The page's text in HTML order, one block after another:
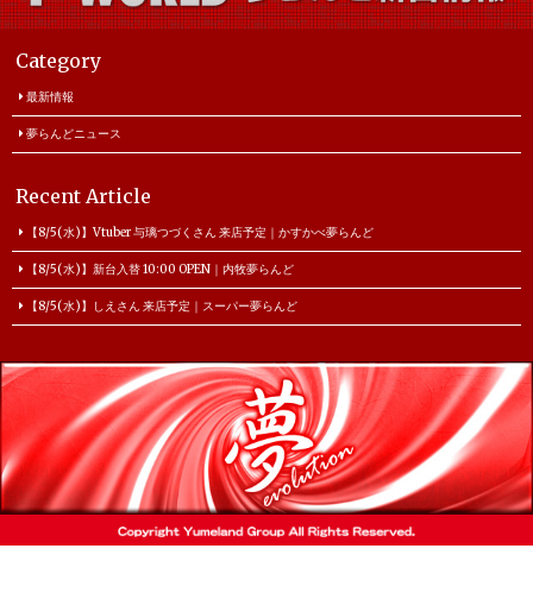
Category
最新情報
夢らんどニュース
Recent Article
【8/5(水)】Vtuber 与璃つづくさん 来店予定｜かすかべ夢らんど
【8/5(水)】新台入替 10:00 OPEN｜内牧夢らんど
【8/5(水)】しえさん 来店予定｜スーパー夢らんど